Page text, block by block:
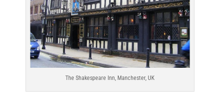
The Shakespeare Inn, Manchester, UK